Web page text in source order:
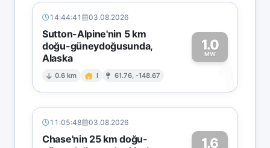
14:44:41 03.08.2026
Sutton-Alpine'nin 5 km
doğu-güneydoğusunda,
Alaska
0.6 km I 61.76, -148.67
1.0
MW
1
11:05:48 03.08.2026
Chase'nin 25 km doğu-
1.6